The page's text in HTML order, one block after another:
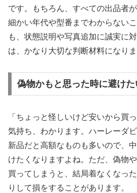
です。もちろん、すべての出品者
細かい年代や型番までわからない
も、状態説明や写真追加に誠実に
は、かなり大切な判断材料になりま
偽物かもと思った時に避け
「ちょっと怪しいけど安いから買
気持ち、わかります。ハーレーダ
新品だと高額なものも多いので、
けたくなりますよね。ただ、偽物
買ってしまうと、結局着なくなっ
りして損をすることがあります。